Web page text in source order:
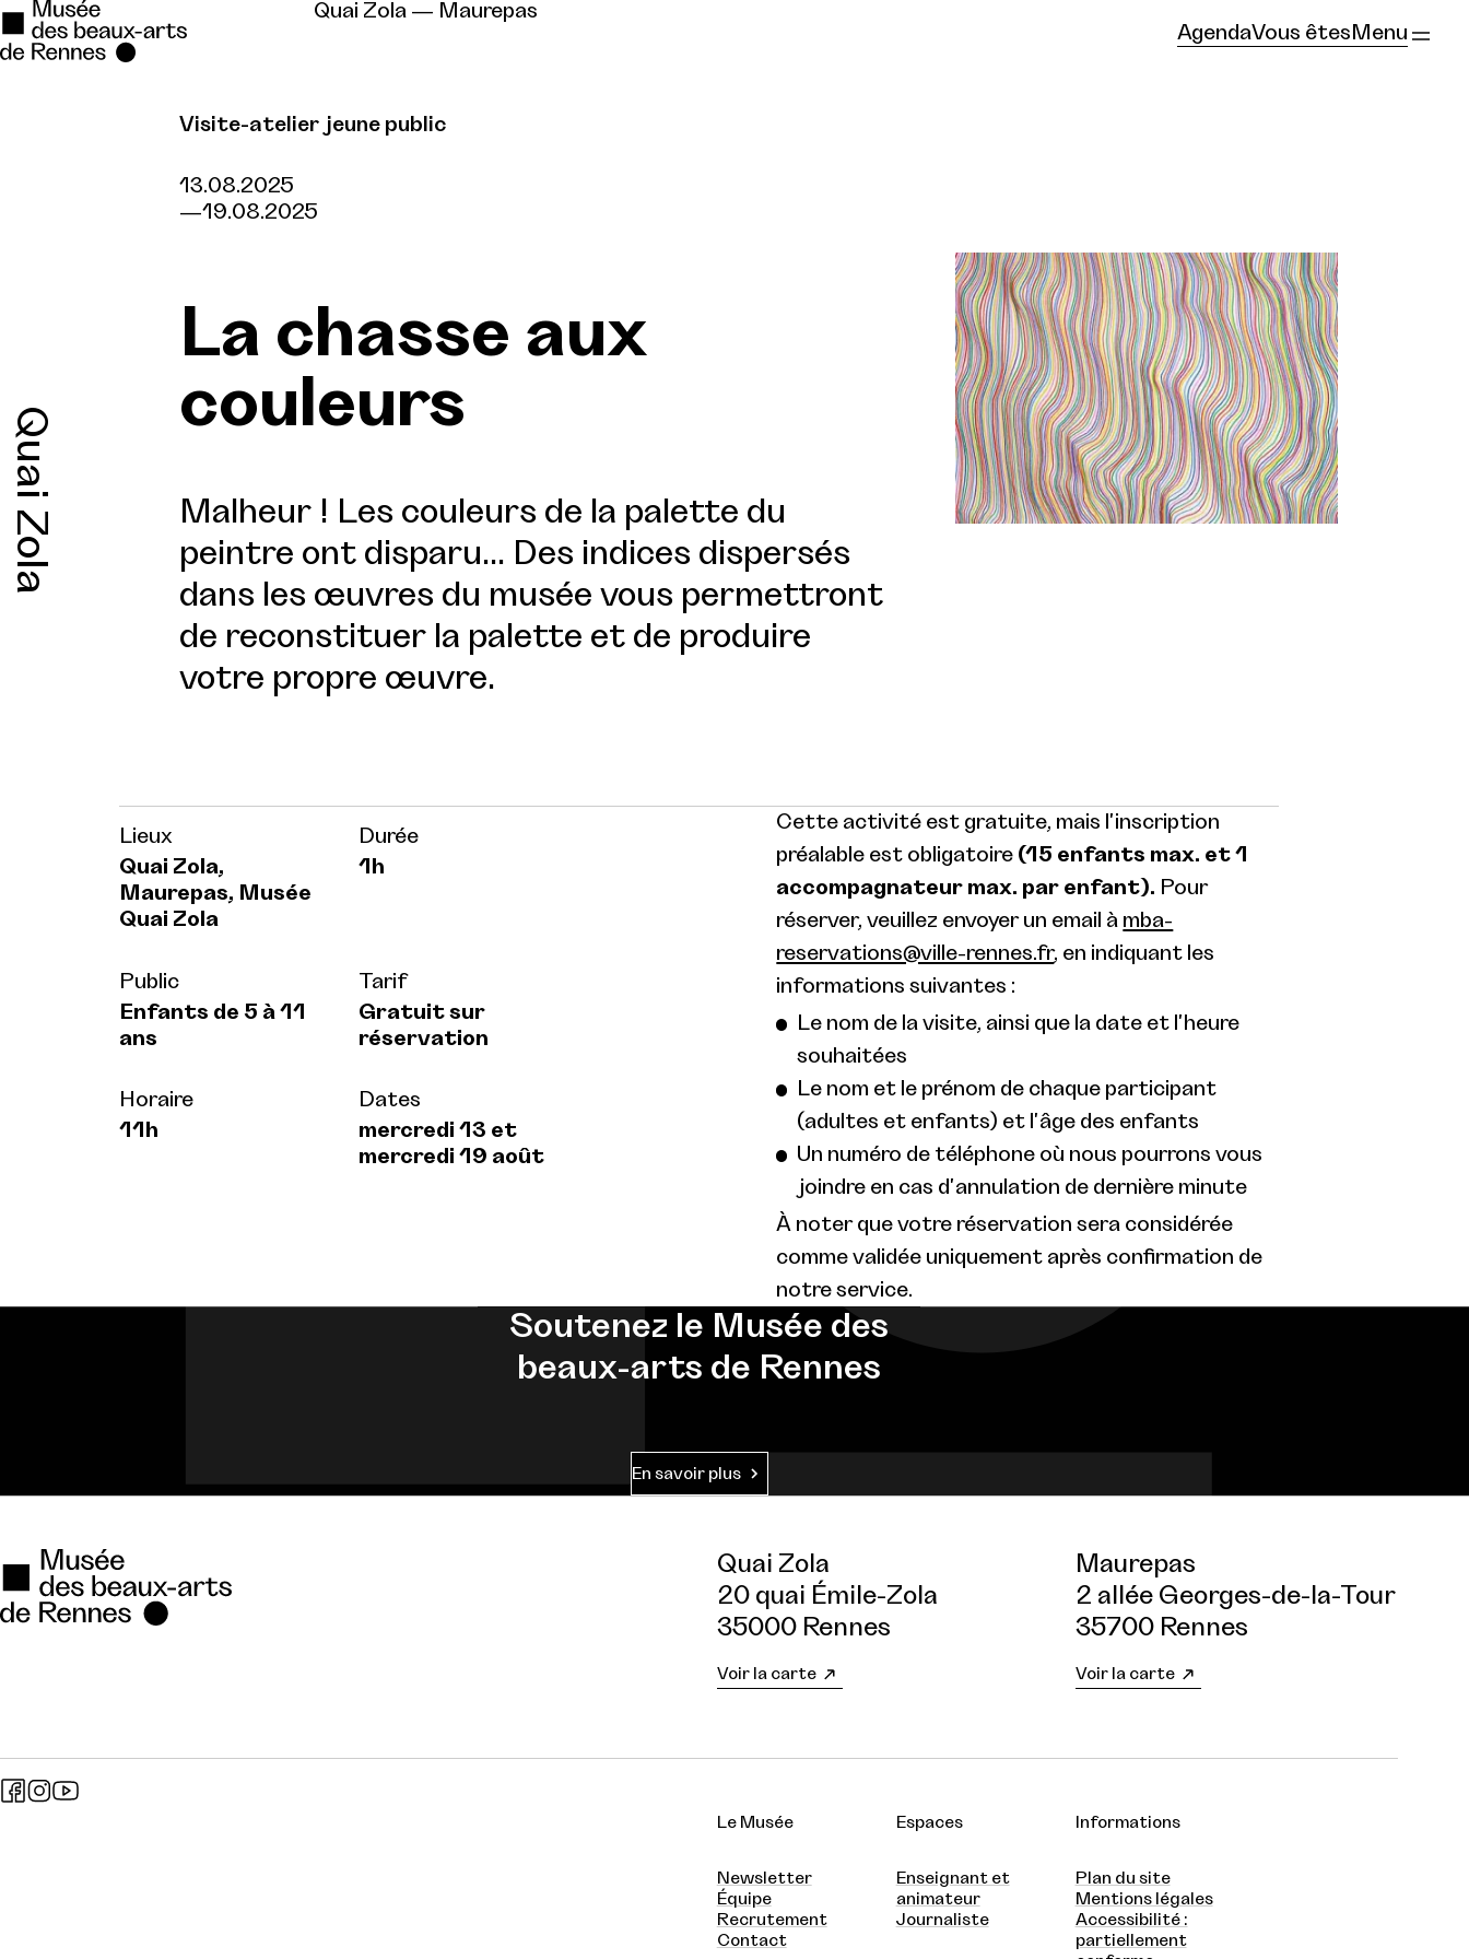
Quai Zola — Maurepas
AgendaVous êtes Menu
Quai Zola
Visite-atelier jeune public
13.08.2025
19.08.2025
La chasse aux
couleurs
Malheur ! Les couleurs de la palette du
peintre ont disparu... Des indices dispersés
dans les œuvres du musée vous permettront
de reconstituer la palette et de produire
votre propre œuvre.
Lieux
Quai Zola,
Maurepas, Musée
Quai Zola
Durée
1h
Public
Enfants de 5 à 11
ans
Tarif
Gratuit sur
réservation
Horaire
11h
Dates
mercredi 13 et
mercredi 19 août
Cette activité est gratuite, mais l'inscription
préalable est obligatoire (15 enfants max. et 1
accompagnateur max. par enfant). Pour
réserver, veuillez envoyer un email à mba-
reservations@ville-rennes.fr, en indiquant les
informations suivantes :
Le nom de la visite, ainsi que la date et l'heure
souhaitées
Le nom et le prénom de chaque participant
(adultes et enfants) et l'âge des enfants
Un numéro de téléphone où nous pourrons vous
joindre en cas d'annulation de dernière minute
À noter que votre réservation sera considérée
comme validée uniquement après confirmation de
notre service.
Soutenez le Musée des
beaux-arts de Rennes
En savoir plus
Quai Zola
20 quai Émile-Zola
35000 Rennes
Voir la carte
Maurepas
2 allée Georges-de-la-Tour
35700 Rennes
Voir la carte
Le Musée
Newsletter
Équipe
Recrutement
Contact
Espaces
Enseignant et
animateur
Journaliste
Informations
Plan du site
Mentions légales
Accessibilité :
partiellement